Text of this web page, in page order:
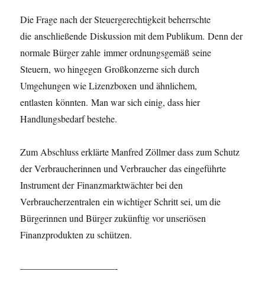
Die Frage nach der Steuergerechtigkeit beherrschte
die anschließende Diskussion mit dem Publikum. Denn der
normale Bürger zahle immer ordnungsgemäß seine
Steuern, wo hingegen Großkonzerne sich durch
Umgehungen wie Lizenzboxen und ähnlichem,
entlasten könnten. Man war sich einig, dass hier
Handlungsbedarf bestehe.
Zum Abschluss erklärte Manfred Zöllmer dass zum Schutz
der Verbraucherinnen und Verbraucher das eingeführte
Instrument der Finanzmarktwächter bei den
Verbraucherzentralen ein wichtiger Schritt sei, um die
Bürgerinnen und Bürger zukünftig vor unseriösen
Finanzprodukten zu schützen.
——————————-